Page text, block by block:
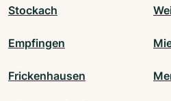
Stockach
Empfingen
Frickenhausen